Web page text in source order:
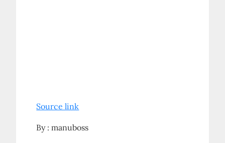
Source link
By :manuboss